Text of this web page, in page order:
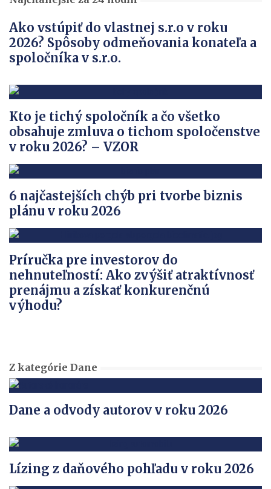
Ako vstúpiť do vlastnej s.r.o v roku
2026? Spôsoby odmeňovania konateľa a
spoločníka v s.r.o.
Kto je tichý spoločník a čo všetko
obsahuje zmluva o tichom spoločenstve
v roku 2026? – VZOR
6 najčastejších chýb pri tvorbe biznis
plánu v roku 2026
Príručka pre investorov do
nehnuteľností: Ako zvýšiť atraktívnosť
prenájmu a získať konkurenčnú
výhodu?
Z kategórie Dane
Dane a odvody autorov v roku 2026
Lízing z daňového pohľadu v roku 2026